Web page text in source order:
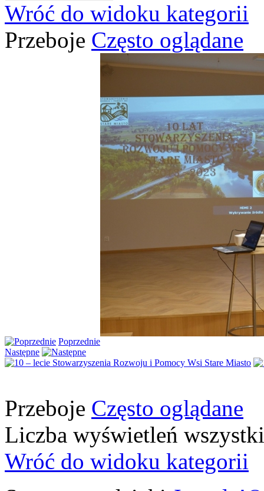
Wróć do widoku kategorii
Przeboje Często oglądane
Poprzednie
Następne
Przeboje Często oglądane
Liczba wyświetleń
Wróć do widoku kategorii